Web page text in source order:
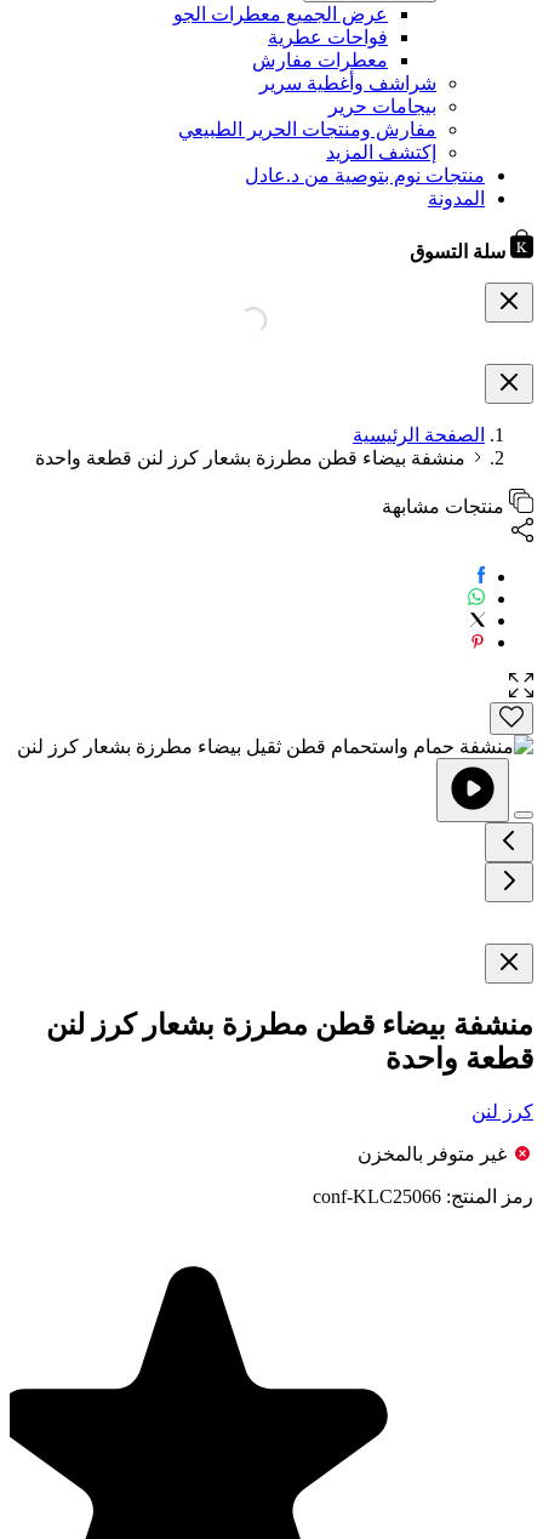
عرض الجميع معطرات الجو
فواحات عطرية
معطرات مفارش
شراشف وأغطية سرير
بيجامات حرير
مفارش ومنتجات الحرير الطبيعي
إكتشف المزيد
منتجات نوم بتوصية من د.عادل
المدونة
سلة التسوق
الصفحة الرئيسية
منشفة بيضاء قطن مطرزة بشعار كرز لنن قطعة واحدة
منتجات مشابهة
منشفة بيضاء قطن مطرزة بشعار كرز لنن
قطعة واحدة
كرز لنن
غير متوفر بالمخزن
رمز المنتج: conf-KLC25066